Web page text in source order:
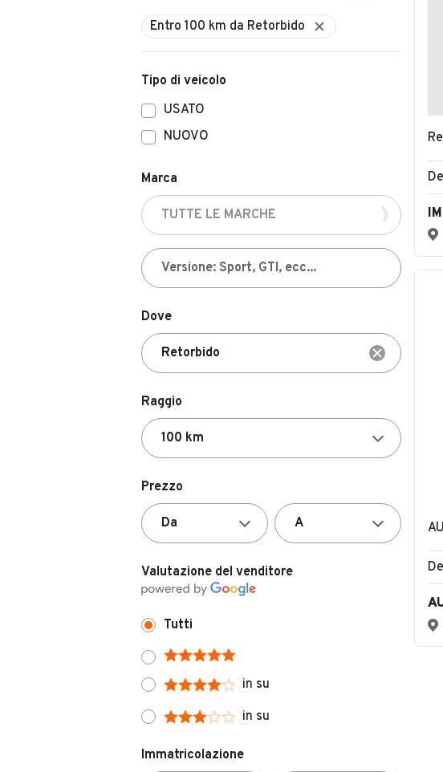
Entro 100 km da Retorbido
Tipo di veicolo
USATO
NUOVO
Marca
Dove
Raggio
Prezzo
Valutazione del venditore
Tutti
in su
in su
Immatricolazione